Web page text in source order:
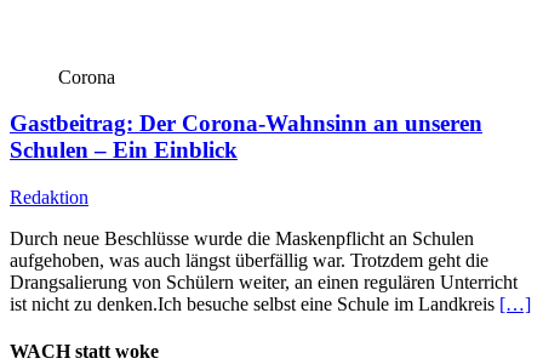
Corona
Gastbeitrag: Der Corona-Wahnsinn an unseren
Schulen – Ein Einblick
Redaktion
Durch neue Beschlüsse wurde die Maskenpflicht an Schulen
aufgehoben, was auch längst überfällig war. Trotzdem geht die
Drangsalierung von Schülern weiter, an einen regulären Unterricht
ist nicht zu denken.Ich besuche selbst eine Schule im Landkreis […]
WACH statt woke